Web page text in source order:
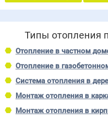
Типы отопления
Отопление в частном
Отопление в
Система отопления в
Монтаж отопления в
Монтаж отопления в